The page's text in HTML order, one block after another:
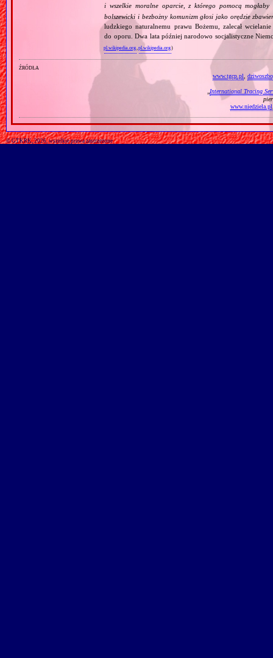
i wszelkie moralne oparcie, z którego pomocą
bolszewicki i bezbożny komunizm głosi jako orędzie
ludzkiego naturalnemu prawu Bożemu, zalecał
do oporu. Dwa lata później narodowo socjalistyczne
pl.wikipedia.org ,pl.wikipedia.org)
źródła
www.tgcp.pl,
„International Tracing
www.niedziela.pl
© GTKRK, 2026, wszelkie prawa zastrzeżone